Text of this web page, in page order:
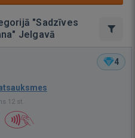
"Sadzīves
Jelgavā
4
12 st.